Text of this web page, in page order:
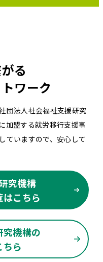
る
ワーク
団法人社会福祉支援研究
加盟する就労移行支援事
ていますので、安心して
究機構
こちら
機構の
ら